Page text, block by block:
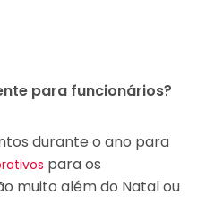
para funcionários?
durante o ano para
para os
muito além do Natal ou